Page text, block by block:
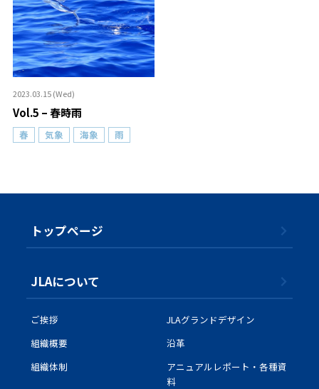
トップページ
海やプールで溺れない
助けてサイン
飲んだら泳がない
クラゲに刺されたら
離岸流
サインフラッグを知っていま
津波が来たら
ご挨拶
JLAグランドデザイン
2023.03.15 (Wed)
Vol.5 – 春時雨
春 気象 海象 雨
トップぺージ
JLAについて
ご挨拶
JLAグランドデザイン
組織概要
沿革
組織体制
アニュアルレポート・各種資
料